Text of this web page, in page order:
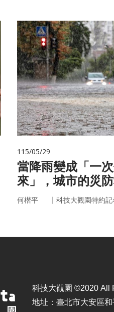
存書籤
115/05/29
當降雨變成「一
來」，城市的災
即時應變？
何楷平 ｜ 科技大觀園特約記
科技大觀園 ©2020 All
地址：臺北市大安區